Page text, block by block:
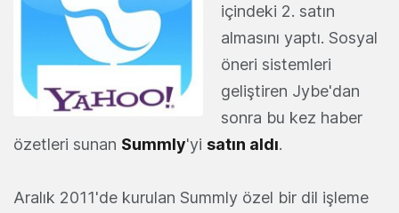
içindeki 2. satın
almasını yaptı. Sosyal
öneri sistemleri
geliştiren Jybe'dan
sonra bu kez haber
özetleri sunan Summly'yi satın aldı.
Aralık 2011'de kurulan Summly özel bir dil işleme